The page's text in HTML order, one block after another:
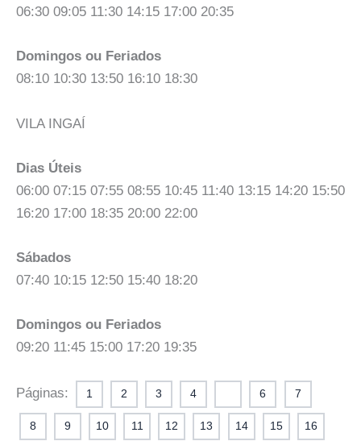
06:30 09:05 11:30 14:15 17:00 20:35
Domingos ou Feriados
08:10 10:30 13:50 16:10 18:30
VILA INGAÍ
Dias Úteis
06:00 07:15 07:55 08:55 10:45 11:40 13:15 14:20 15:50
16:20 17:00 18:35 20:00 22:00
Sábados
07:40 10:15 12:50 15:40 18:20
Domingos ou Feriados
09:20 11:45 15:00 17:20 19:35
Páginas: 1 2 3 4 6 7
8 9 10 11 12 13 14 15 16